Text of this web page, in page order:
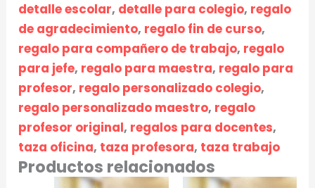
detalle escolar, detalle para colegio, regalo
de agradecimiento, regalo fin de curso,
regalo para compañero de trabajo, regalo
para jefe, regalo para maestra, regalo para
profesor, regalo personalizado colegio,
regalo personalizado maestro, regalo
profesor original, regalos para docentes,
taza oficina, taza profesora, taza trabajo
Productos relacionados